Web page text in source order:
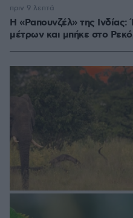
Η «Ραπουνζέλ» της Ινδίας:
μέτρων και μπήκε στο
πριν 9 λεπτά